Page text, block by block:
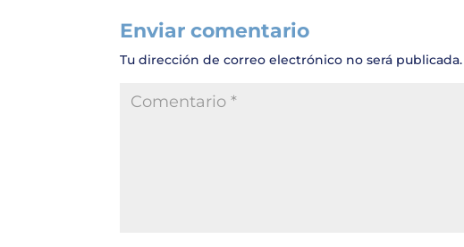
Enviar comentario
Tu dirección de correo electrónico no será publicada.